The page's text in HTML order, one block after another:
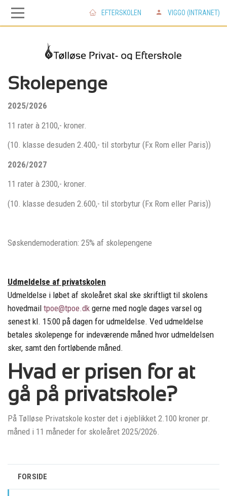
Skip
Skip
EFTERSKOLEN VIGGO (INTRANET)
Skolepenge
2025/2026
11 rater à 2100,- kroner.
(10. klasse desuden 2.400,- til storbytur (Fx Rom eller Paris))
2026/2027
11 rater à 2300,- kroner.
(10. klasse desuden 2.600,- til storbytur (Fx Rom eller Paris))
Søskendemoderation: 25% af skolepengene
Udmeldelse af privatskolen
Udmeldelse i løbet af skoleåret skal ske skriftligt til skolens
hovedmail tpoe@tpoe.dk gerne med nogle dages varsel og
senest kl. 15:00 på dagen for udmeldelse. Ved udmeldelse
betales skolepenge for indeværende måned hvor udmeldelsen
sker, samt den fortløbende måned.
Hvad er prisen for at
gå på privatskole?
På Tølløse Privatskole koster det i øjeblikket 2.100 kroner pr.
måned i 11 måneder for skoleåret 2025/2026.
FORSIDE